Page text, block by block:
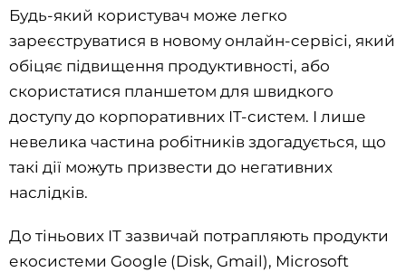
Будь-який користувач може легко
зареєструватися в новому онлайн-сервісі, який
обіцяє підвищення продуктивності, або
скористатися планшетом для швидкого
доступу до корпоративних IT-систем. І лише
невелика частина робітників здогадується, що
такі дії можуть призвести до негативних
наслідків.
До тіньових IT зазвичай потрапляють продукти
екосистеми Google (Disk, Gmail), Microsoft